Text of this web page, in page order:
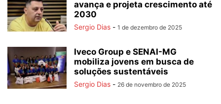
avança e projeta crescimento até
2030
Sergio Dias - 1 de dezembro de 2025
Iveco Group e SENAI-MG
mobiliza jovens em busca de
soluções sustentáveis
Sergio Dias - 26 de novembro de 2025